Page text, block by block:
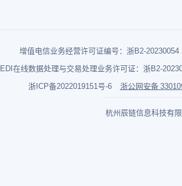
增值电信业务经营许可证编号：浙B2-20230054
EDI在线数据处理与交易处理业务许可证：浙B2-
浙ICP备2022019151号-6
浙公网安备
杭州辰链信息科技有